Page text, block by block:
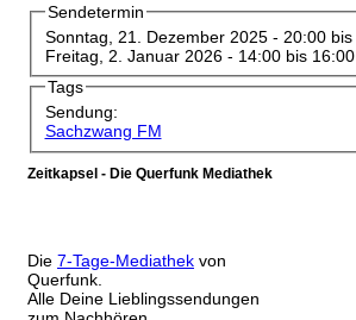
Sendetermin
Sonntag, 21. Dezember 2025 - 20:00bis
Freitag, 2. Januar 2026 - 14:00bis 16:00
Tags
Sendung:
Sachzwang FM
Zeitkapsel - Die Querfunk Mediathek
Die 7-Tage-Mediathek von
Querfunk.
Alle Deine Lieblingssendungen